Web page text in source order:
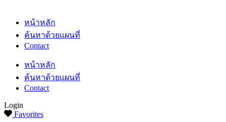
หน้าหลัก
ค้นหาด้วยแผนที่
Contact
หน้าหลัก
ค้นหาด้วยแผนที่
Contact
Login
Favorites